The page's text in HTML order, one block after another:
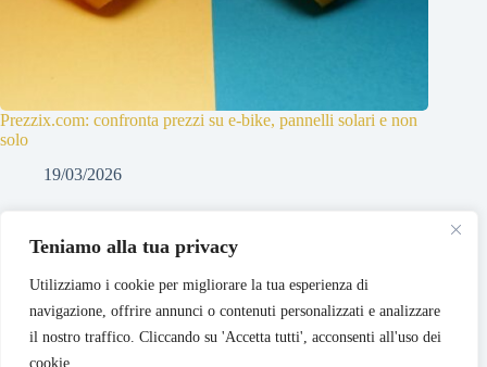
Teniamo alla tua privacy
Utilizziamo i cookie per migliorare la tua esperienza di
navigazione, offrire annunci o contenuti personalizzati e analizzare
il nostro traffico. Cliccando su 'Accetta tutti', acconsenti all'uso dei
cookie.
Prezzix.com: confronta prezzi su e-bike, pannelli solari e non
solo
19/03/2026
Copyright © 2026 - Tema WordPress sviluppato da
Pricing
Registra il mio Negozio
Login Negozi Partner